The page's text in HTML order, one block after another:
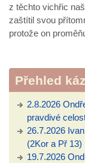
z těchto vichřic
zaštítil svou
protože on
Přehled
2.8.2026
pravdivé
26.7.2026
(2Kor a Př 13)
19.7.2026